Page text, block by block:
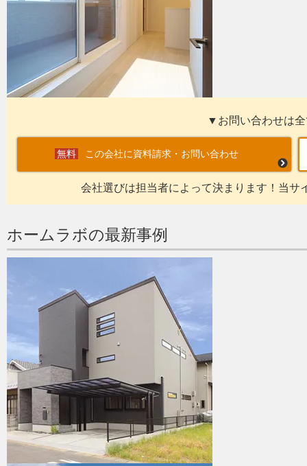
▼お問い合わせは
この会社に資料請求・お問い合わせ
会社選びは担当者によって決まります！当サ
ホームラボの最新事例